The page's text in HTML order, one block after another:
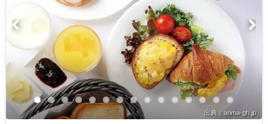
出典：arima-gh.jp